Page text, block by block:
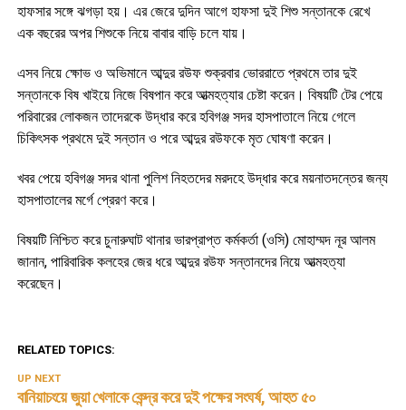
হাফসার সঙ্গে ঝগড়া হয়। এর জেরে দুদিন আগে হাফসা দুই শিশু সন্তানকে রেখে
এক বছরের অপর শিশুকে নিয়ে বাবার বাড়ি চলে যায়।
এসব নিয়ে ক্ষোভ ও অভিমানে আব্দুর রউফ শুক্রবার ভোররাতে প্রথমে তার দুই
সন্তানকে বিষ খাইয়ে নিজে বিষপান করে আত্মহত্যার চেষ্টা করেন। বিষয়টি টের পেয়ে
পরিবারের লোকজন তাদেরকে উদ্ধার করে হবিগঞ্জ সদর হাসপাতালে নিয়ে গেলে
চিকিৎসক প্রথমে দুই সন্তান ও পরে আব্দুর রউফকে মৃত ঘোষণা করেন।
খবর পেয়ে হবিগঞ্জ সদর থানা পুলিশ নিহতদের মরদহে উদ্ধার করে ময়নাতদন্তের জন্য
হাসপাতালের মর্গে প্রেরণ করে।
বিষয়টি নিশ্চিত করে চুনারুঘাট থানার ভারপ্রাপ্ত কর্মকর্তা (ওসি) মোহাম্মদ নূর আলম
জানান, পারিবারিক কলহের জের ধরে আব্দুর রউফ সন্তানদের নিয়ে আত্মহত্যা
করেছেন।
RELATED TOPICS:
UP NEXT
বানিয়াচংয়ে জুয়া খেলাকে কেন্দ্র করে দুই পক্ষের সংঘর্ষ, আহত ৫০